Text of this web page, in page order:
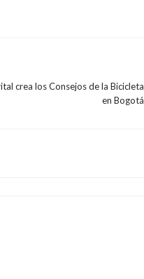
crea los Consejos de la Bicicleta
en Bogotá